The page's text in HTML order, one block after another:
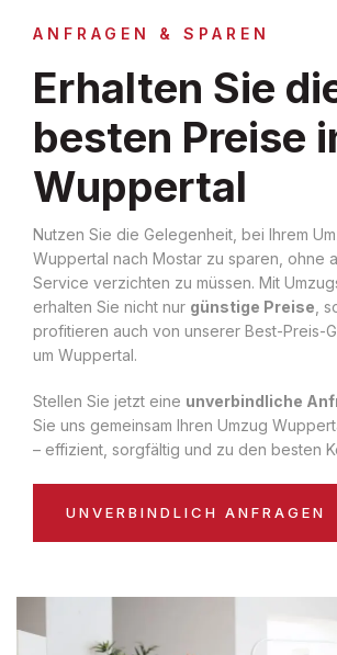
ANFRAGEN & SPAREN
Erhalten Sie
besten Preise
Wuppertal
Nutzen Sie die Gelegenheit, bei Ihrem
Wuppertal nach Mostar zu sparen, ohne
Service verzichten zu müssen. Mit
erhalten Sie nicht nur günstige Preise ,
profitieren auch von unserer Best-Preis-
um Wuppertal.
Stellen Sie jetzt eine unverbindliche
Sie uns gemeinsam Ihren Umzug
– effizient, sorgfältig und zu den besten
UNVERBINDLICH ANFRAGEN